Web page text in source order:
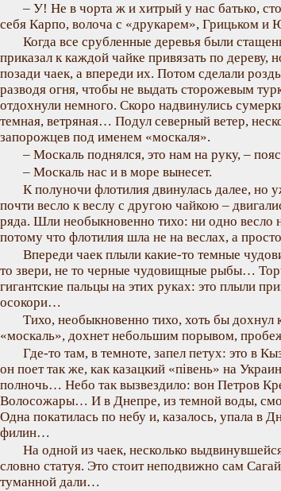
– У! Не в чорта ж и хитрый у нас батько,
себя Карпо, волоча с «друкарем», Грицьком
Когда все срубленные деревья были
приказал к каждой чайке привязать по дереву,
позади чаек, а впереди их. Потом сделали
разводя огня, чтобы не выдать сторожевым
отдохнули немного. Скоро надвинулись
темная, ветряная… Подул северный ветер,
запорожцев под именем «москаля».
– Москаль поднялся, это нам на руку, –
– Москаль нас и в море вынесет.
К полуночи флотилия двинулась далее, но
почти весло к веслу с другою чайкою –
ряда. Шли необыкновенно тихо: ни одно весло
потому что флотилия шла не на веслах, а
Впереди чаек плыли какие-то темные
то звери, не то черные чудовищные рыбы…
гигантские пальцы на этих руках: это плыли
осокори…
Тихо, необыкновенно тихо, хоть бы
«москаль», дохнет небольшим порывом,
Где-то там, в темноте, запел петух: это в
он поет так же, как казацкий «півень» на
полночь… Небо так вызвездило: вон Петров
Волосожары… И в Днепре, из темной воды,
Одна покатилась по небу и, казалось, упала в
филин…
На одной из чаек, несколько
словно статуя. Это стоит неподвижно сам
туманной дали…